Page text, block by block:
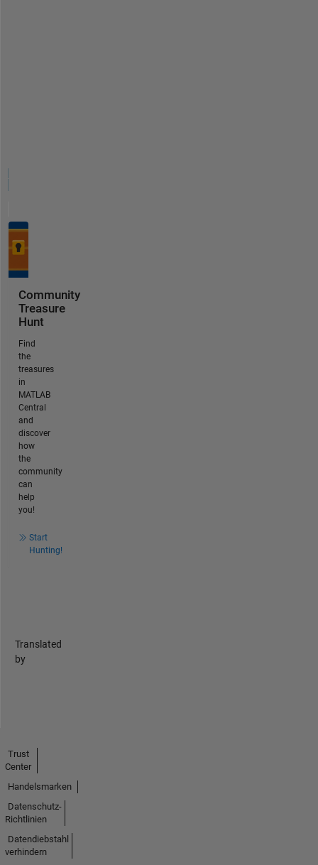
Community
Treasure
Hunt
Find
the
treasures
in
MATLAB
Central
and
discover
how
the
community
can
help
you!
Start
Hunting!
Translated
by
Trust
Center
Handelsmarken
Datenschutz-
Richtlinien
Datendiebstahl
verhindern